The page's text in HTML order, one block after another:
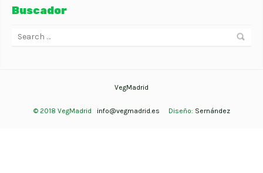
Buscador
VegMadrid
© 2018 VegMadrid info@vegmadrid.es Diseño: Sernández